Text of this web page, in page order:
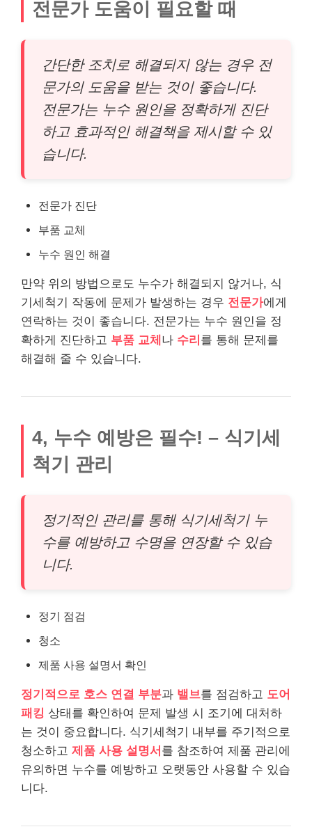
전문가 도움이 필요할 때
간단한 조치로 해결되지 않는 경우 전
문가의 도움을 받는 것이 좋습니다.
전문가는 누수 원인을 정확하게 진단
하고 효과적인 해결책을 제시할 수 있
습니다.
전문가 진단
부품 교체
누수 원인 해결
만약 위의 방법으로도 누수가 해결되지 않거나, 식
기세척기 작동에 문제가 발생하는 경우 전문가에게
연락하는 것이 좋습니다. 전문가는 누수 원인을 정
확하게 진단하고 부품 교체 나 수리 를 통해 문제를
해결해 줄 수 있습니다.
4, 누수 예방은 필수! – 식기세
척기 관리
정기적인 관리를 통해 식기세척기 누
수를 예방하고 수명을 연장할 수 있습
니다.
정기 점검
청소
제품 사용 설명서 확인
정기적으로 호스 연결 부분과 밸브를 점검하고 도어
패킹 상태를 확인하여 문제 발생 시 조기에 대처하
는 것이 중요합니다. 식기세척기 내부를 주기적으로
청소하고 제품 사용 설명서 를 참조하여 제품 관리에
유의하면 누수를 예방하고 오랫동안 사용할 수 있습
니다.